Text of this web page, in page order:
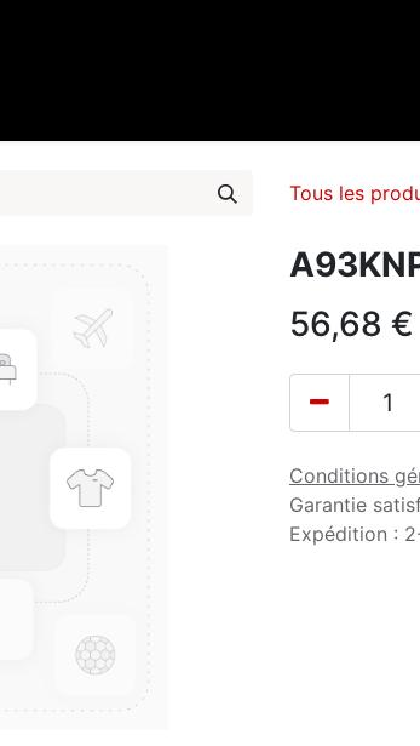
Tous les
56,68 €
Conditions
Garantie
Expédition :